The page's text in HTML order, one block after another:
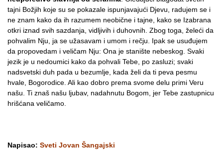
tajni Božjih koje su se pokazale ispunjavajući Djevu, radujem se i
ne znam kako da ih razumem neobične i tajne, kako se Izabrana
otkri iznad svih sazdanja, vidljivih i duhovnih. Zbog toga, želeći da
pohvalim Nju, ja se užasavam i umom i rečju. Ipak se usuđujem
da propovedam i veličam Nju: Ona je stanište nebeskog. Svaki
jezik je u nedoumici kako da pohvali Tebe, po zasluzi; svaki
nadsvetski duh pada u bezumlje, kada želi da ti peva pesmu
hvale, Bogorodice. Ali kao dobro prema svome delu primi Veru
našu. Ti znaš našu ljubav, nadahnutu Bogom, jer Tebe zastupnicu
hrišćana veličamo.
Napisao: Sveti Jovan Šangajski